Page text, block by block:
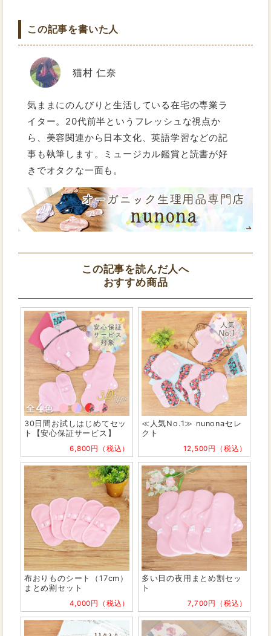
この記事を書いた人
猫村 仁奈
気ままにのんびりと生活している在宅の専業ラ
イター。20代前半というフレッシュな視点か
ら、美容関連から日本文化、英語学習などの記
事も執筆します。ミュージカル鑑賞と読書が好
きでオタクな一面も。
この記事を読んだ人へ
おすすめ商品
30日間お試しはじめてセッ
ト【安心保証サービス】
6,800円（税込）
≪人気No.1≫ nunonaセレ
クト
12,500円（税込）
布おりものシート（17cm）
まとめ割セット
4,000円（税込）
多い日の夜用まとめ割セッ
ト
7,700円（税込）